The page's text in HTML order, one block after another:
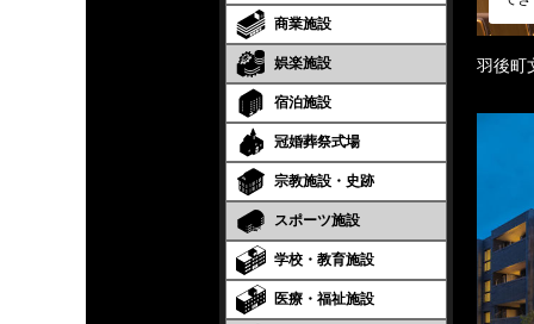
商業施設
娯楽施設
宿泊施設
冠婚葬祭式場
宗教施設・史跡
スポーツ施設
学校・教育施設
医療・福祉施設
羽後